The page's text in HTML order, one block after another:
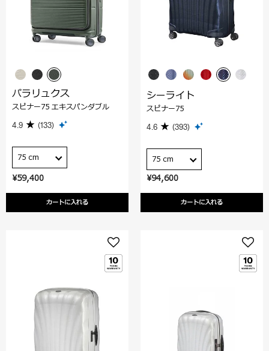
¥59,400
カートに入れる
パラリュクス
スピナー75 エキスパンダブル
4.9 (133)
75 cm
¥94,600
カートに入れる
シーライト
スピナー75
4.6 (393)
75 cm